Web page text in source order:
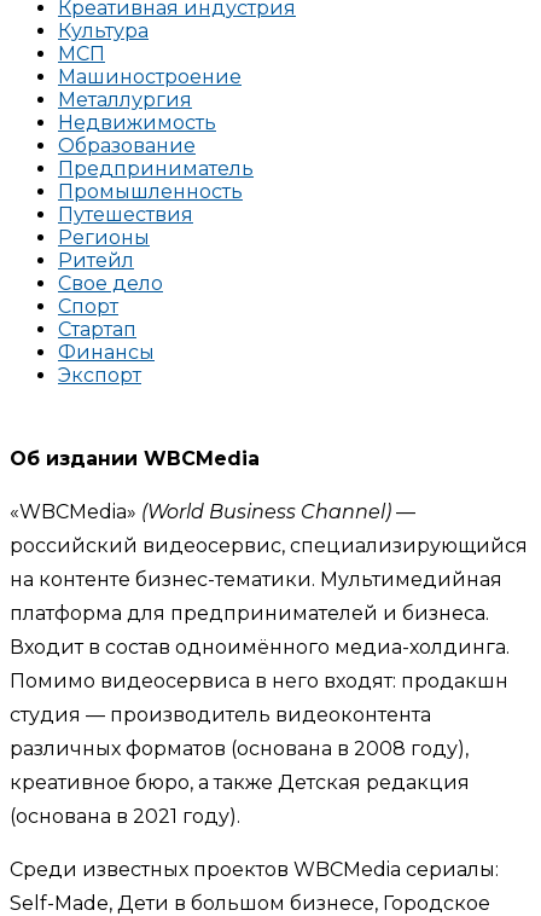
Креативная индустрия
Культура
МСП
Машиностроение
Металлургия
Недвижимость
Образование
Предприниматель
Промышленность
Путешествия
Регионы
Ритейл
Свое дело
Спорт
Стартап
Финансы
Экспорт
Об издании WBCMedia
«WBCMedia» (World Business Channel) —
российский видеосервис, специализирующийся
на контенте бизнес-тематики. Мультимедийная
платформа для предпринимателей и бизнеса.
Входит в состав одноимённого медиа-холдинга.
Помимо видеосервиса в него входят: продакшн
студия — производитель видеоконтента
различных форматов (основана в 2008 году),
креативное бюро, а также Детская редакция
(основана в 2021 году).
Среди известных проектов WBCMedia сериалы:
Self-Made, Дети в большом бизнесе, Городское